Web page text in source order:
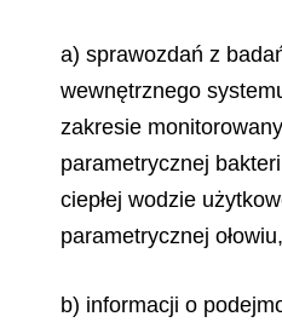
a) sprawozdań z
wewnętrznego
zakresie
parametrycznej
ciepłej wodzie
parametrycznej ołowiu,
b) informacji o